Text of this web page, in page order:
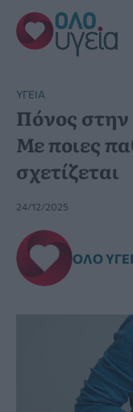
Μετάβαση
στο
περιεχόμενο
YΓΕΊΑ
Πόνος στην
Με ποιες
σχετίζεται
24/12/2025
ΌΛΟ